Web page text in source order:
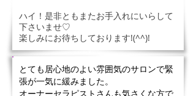
ハイ！是非ともまたお手入れにいらして
下さいませ♡
楽しみにお待ちしております!(^^)!
とても居心地のよい雰囲気のサロンで緊
張が一気に緩みました。
オーナーセラピストさんも気さくな方で